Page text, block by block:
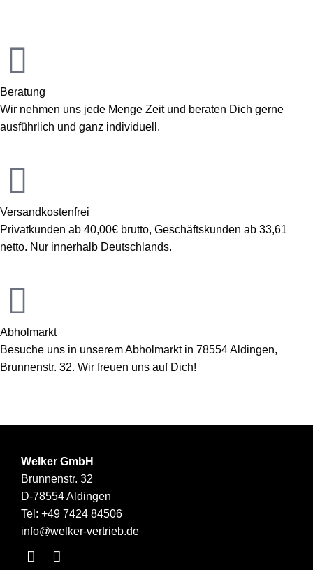
Beratung
Wir nehmen uns jede Menge Zeit und beraten Dich gerne
ausführlich und ganz individuell.
Versandkostenfrei
Privatkunden ab 40,00€ brutto, Geschäftskunden ab 33,61
netto. Nur innerhalb Deutschlands.
Abholmarkt
Besuche uns in unserem Abholmarkt in 78554 Aldingen,
Brunnenstr. 32. Wir freuen uns auf Dich!
Welker GmbH
Brunnenstr. 32
D-78554 Aldingen
Tel: +49 7424 84506
info@welker-vertrieb.de